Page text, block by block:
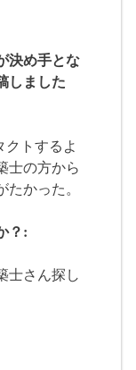
決め手とな
しました
クトするよ
士の方から
かった。
？:
士さん探し